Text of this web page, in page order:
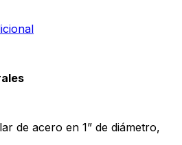
de acero en 1” de diámetro,